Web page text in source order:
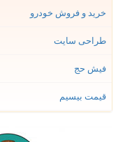
خرید و فروش خودرو
طراحی سایت
فیش حج
قیمت بیسیم